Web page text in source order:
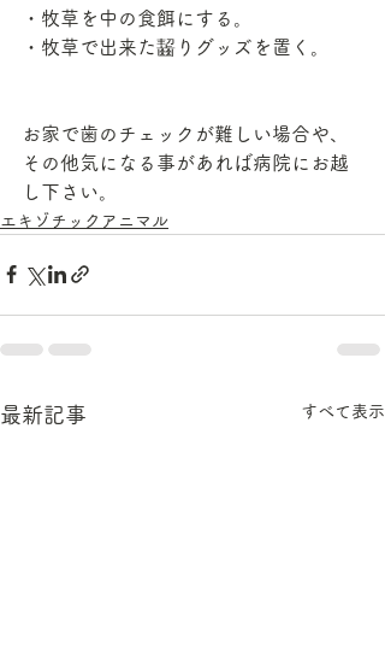
・牧草を中の食餌にする。
・牧草で出来た齧りグッズを置く。
お家で歯のチェックが難しい場合や、
その他気になる事があれば病院にお越
し下さい。
エキゾチックアニマル
最新記事 すべて表示